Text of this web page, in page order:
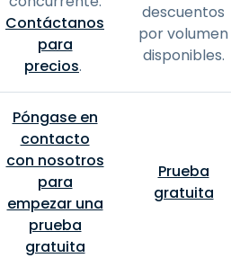
Contáctanos
para
precios.
descuentos
por volumen
disponibles.
Póngase en
contacto
con nosotros
para
empezar una
prueba
gratuita
Prueba
gratuita